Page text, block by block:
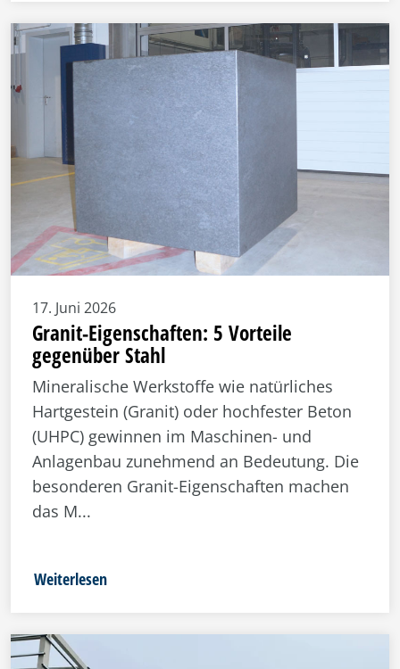
17. Juni 2026
Granit-Eigenschaften: 5 Vorteile
gegenüber Stahl
Mineralische Werkstoffe wie natürliches
Hartgestein (Granit) oder hochfester Beton
(UHPC) gewinnen im Maschinen- und
Anlagenbau zunehmend an Bedeutung. Die
besonderen Granit-Eigenschaften machen
das M...
Weiterlesen